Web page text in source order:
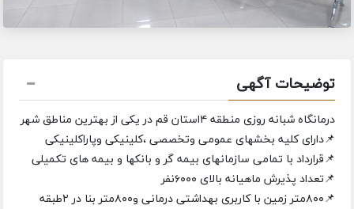
توضیحات آگهی
درمانگاه شبانه روزی منطقه ۴استان قم در یکی از بهترین مناطق شهر
📌دارای کلیه بخشهای عمومی وتخصصی ،کلینیکی وپاراکلینیکی
📌قرارداد با تمامی سازمانهای بیمه گر ‌و بانکها و بیمه های تکمیلی
📌تعداد پذیرش ماهیانه بالای ۶۰۰۰نفر
📌۸۰۰متر زمین با کاربری بهداشتی درمانی و۸۰۰متر بنا در ۲طبقه